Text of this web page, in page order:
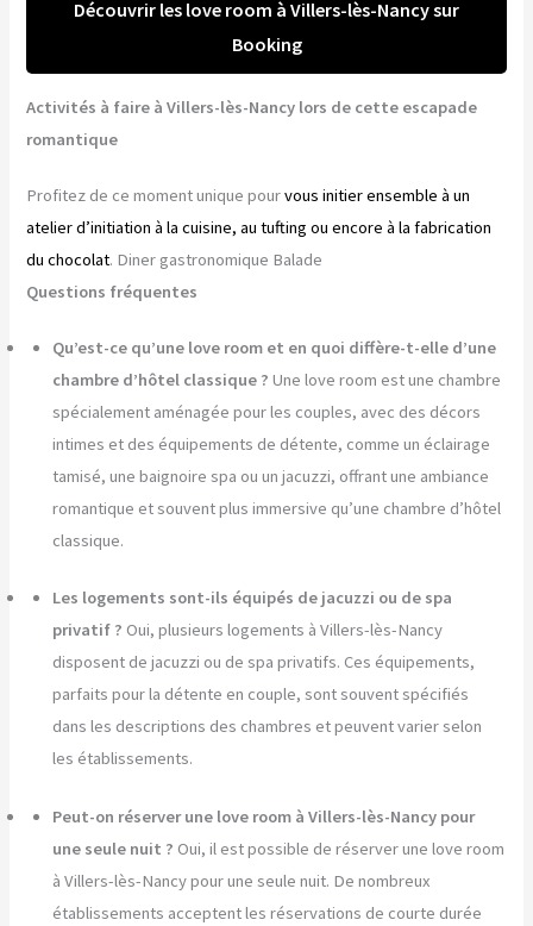
Découvrir les love room à Villers-lès-Nancy sur
Booking
Activités à faire à Villers-lès-Nancy lors de cette escapade
romantique
Profitez de ce moment unique pourvous initier ensemble à un
atelier d’initiation à la cuisine, au tufting ou encore à la fabrication
du chocolat. Diner gastronomique Balade
Questions fréquentes
Qu’est-ce qu’une love room et en quoi diffère-t-elle d’une
chambre d’hôtel classique ? Une love room est une chambre
spécialement aménagée pour les couples, avec des décors
intimes et des équipements de détente, comme un éclairage
tamisé, une baignoire spa ou un jacuzzi, offrant une ambiance
romantique et souvent plus immersive qu’une chambre d’hôtel
classique.
Les logements sont-ils équipés de jacuzzi ou de spa
privatif ? Oui, plusieurs logements à Villers-lès-Nancy
disposent de jacuzzi ou de spa privatifs. Ces équipements,
parfaits pour la détente en couple, sont souvent spécifiés
dans les descriptions des chambres et peuvent varier selon
les établissements.
Peut-on réserver une love room à Villers-lès-Nancy pour
une seule nuit ? Oui, il est possible de réserver une love room
à Villers-lès-Nancy pour une seule nuit. De nombreux
établissements acceptent les réservations de courte durée